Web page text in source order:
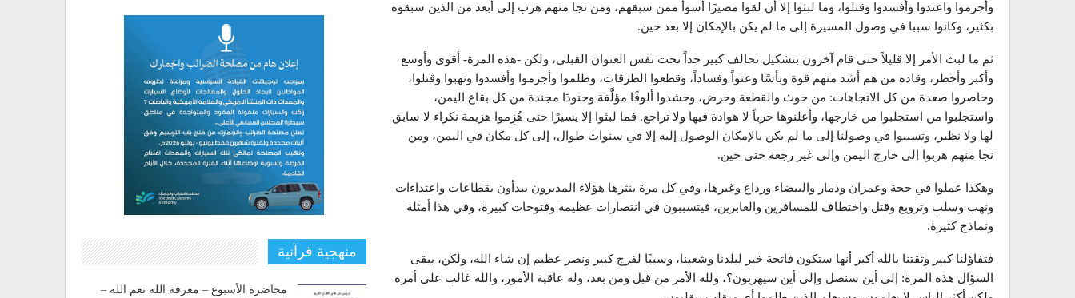
وأجرموا واعتدوا وأفسدوا وقتلوا، وما لبثوا إلا أن لقوا مصيرًا أسوأ ممن سبقهم، ومن نجا منهم هرب إلى أبعد من الذين سبقوه
بكثير، وكانوا سببا في وصول المسيرة إلى ما لم يكن بالإمكان إلا بعد حين.
ثم ما لبث الأمر إلا قليلاً حتى قام آخرون بتشكيل تحالف كبير جداً تحت نفس العنوان القبلي، ولكن -هذه المرة- أقوى وأوسع
وأكبر وأخطر، وقاده من هم أشد منهم قوة وبأسًا وعتواً وفساداً، وقطعوا الطرقات، وظلموا وأجرموا وأفسدوا ونهبوا وقتلوا،
وحاصروا صعدة من كل الاتجاهات: من حوث والقطعة وحرض، وحشدوا ألوفًا مؤلَّفة وجنودًا مجندة من كل بقاع اليمن،
واستجلبوا من استجلبوا من خارجها، وأعلنوها حرباً لا هوادة فيها ولا تراجع. فما لبثوا إلا يسيرًا حتى هُزِموا هزيمة نكراء لا سابق
لها ولا نظير، وتسببوا في وصولنا إلى ما لم يكن بالإمكان الوصول إليه إلا في سنوات طوال، إلى كل مكان في اليمن، ومن
نجا منهم هربوا إلى خارج اليمن وإلى غير رجعة حتى حين.
وهكذا عملوا في حجة وعمران وذمار والبيضاء ورداع وغيرها، وفي كل مرة ينثرها هؤلاء المدبرون يبدأون بقطاعات واعتداءات
ونهب وسلب وترويع وقتل واختطاف للمسافرين والعابرين، فيتسببون في انتصارات عظيمة وفتوحات كبيرة، وفي هذا أمثلة
ونماذج كثيرة.
فتفاؤلنا كبير وثقتنا بالله أكبر أنها ستكون فاتحة خير لبلدنا وشعبنا، وسببًا لفرج كبير ونصر عظيم إن شاء الله، ولكن، يبقى
السؤال هذه المرة: إلى أين سنصل وإلى أين سيهربون؟، ولله الأمر من قبل ومن بعد، وله عاقبة الأمور، والله غالب على أمره
منهجية قرآنية
محاضرة الأسبوع – معرفة الله نعم الله –